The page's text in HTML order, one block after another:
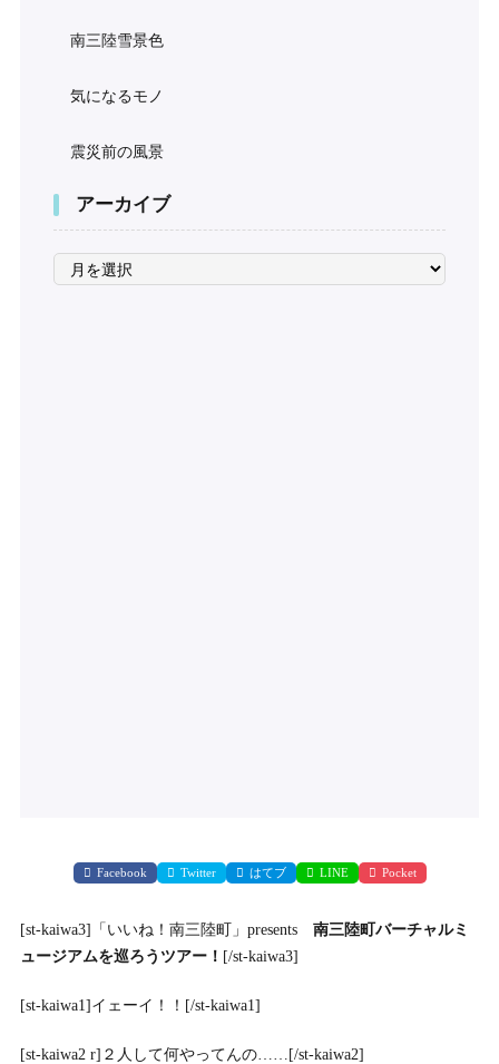
南三陸雪景色
気になるモノ
震災前の風景
アーカイブ
ア
カ
Facebook Twitter はてブ LINE Pocket
[st-kaiwa3]「いいね！南三陸町」presents 南三陸町バーチャルミ
ュージアムを巡ろうツアー！ [/st-kaiwa3]
[st-kaiwa1]イェーイ！！[/st-kaiwa1]
[st-kaiwa2 r]２人して何やってんの……[/st-kaiwa2]